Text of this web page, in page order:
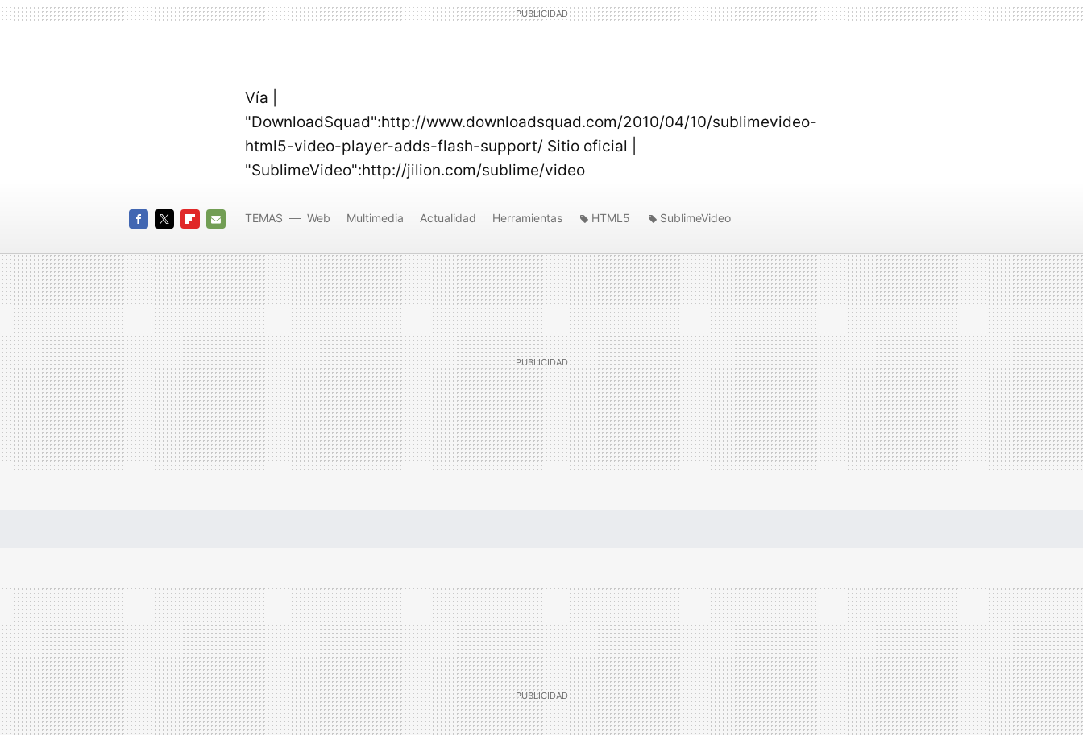
Vía |
"DownloadSquad":http://www.downloadsquad.com/2010/04/10/sublimevideo-
html5-video-player-adds-flash-support/ Sitio oficial |
"SublimeVideo":http://jilion.com/sublime/video
MAIL
TEMAS Web Multimedia Actualidad Herramientas HTML5 SublimeVideo